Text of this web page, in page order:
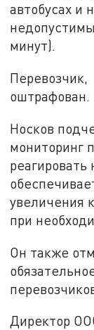
автобусах и
минут).
Перевозчик,
оштрафован.
Носков
мониторинг
увеличения
при
Он также
Директор